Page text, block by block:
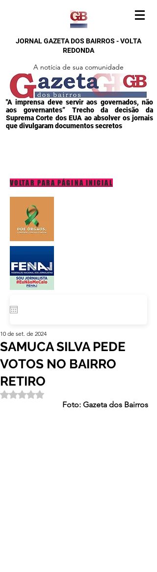
JORNAL GAZETA DOS BAIRROS - VOLTA
REDONDA
A notícia de sua comunidade
"A imprensa deve servir aos governados, não
aos governantes” Trecho da decisão da
Suprema Corte dos EUA ao absolver os jornais
que divulgaram documentos secretos
VOLTAR PARA PÁGINA INICIAL
SAMUCA SILVA PEDE
VOTOS NO BAIRRO
RETIRO
10 de set. de 2024
Avaliado com NaN de 5 estrelas.
Foto: Gazeta dos Bairros